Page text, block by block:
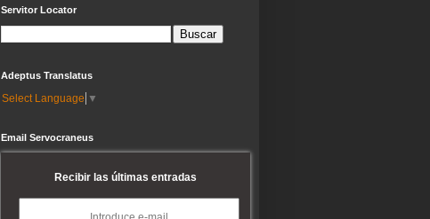
Servitor Locator
Adeptus Translatus
Select Language ▼
Email Servocraneus
Recibir las últimas entradas